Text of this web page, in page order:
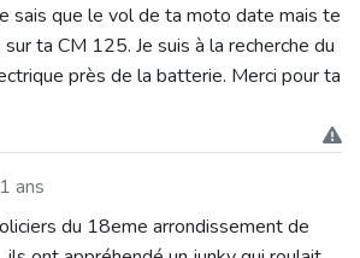
sais que le vol de ta moto date mais te
ta CM 125. Je suis à la recherche du
près de la batterie. Merci pour ta
ans
du 18eme arrondissement de